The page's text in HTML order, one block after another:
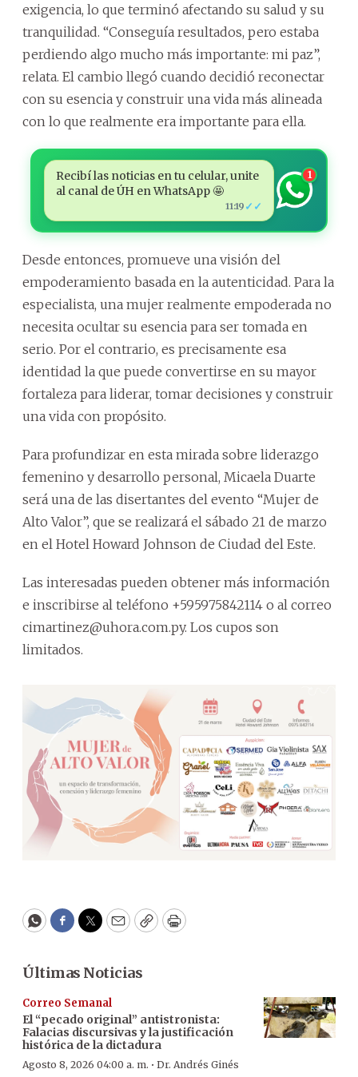
exigencia, lo que terminó afectando su salud y su
tranquilidad. “Conseguía resultados, pero estaba
perdiendo algo mucho más importante: mi paz”,
relata. El cambio llegó cuando decidió reconectar
con su esencia y construir una vida más alineada
con lo que realmente era importante para ella.
Recibí las noticias en tu celular, unite
al canal de ÚH en WhatsApp 🤩
11:19 ✓✓
1
Desde entonces, promueve una visión del
empoderamiento basada en la autenticidad. Para la
especialista, una mujer realmente empoderada no
necesita ocultar su esencia para ser tomada en
serio. Por el contrario, es precisamente esa
identidad la que puede convertirse en su mayor
fortaleza para liderar, tomar decisiones y construir
una vida con propósito.
Para profundizar en esta mirada sobre liderazgo
femenino y desarrollo personal, Micaela Duarte
será una de las disertantes del evento “Mujer de
Alto Valor”, que se realizará el sábado 21 de marzo
en el Hotel Howard Johnson de Ciudad del Este.
Las interesadas pueden obtener más información
e inscribirse al teléfono +595975842114 o al correo
cimartinez@uhora.com.py. Los cupos son
limitados.
WhatsApp
Facebook
Twitter
EmailCopyPrint
Últimas Noticias
Correo Semanal
El “pecado original” antistronista:
Falacias discursivas y la justificación
histórica de la dictadura
Agosto 8, 2026 04:00 a. m. · Dr. Andrés Ginés